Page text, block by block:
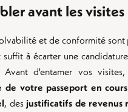
avant les visites
et de conformité
à écarter une
d'entamer vos visites,
de votre passeport en
, des justificatifs de revenus